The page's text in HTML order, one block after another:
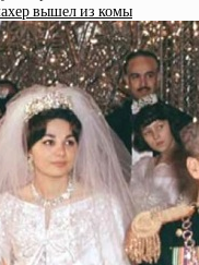
вышел из комы